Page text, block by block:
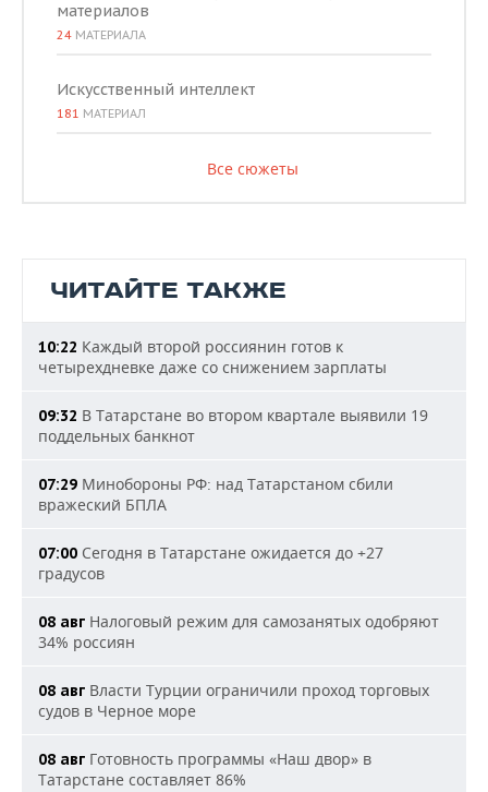
материалов
24 МАТЕРИАЛА
Искусственный интеллект
181 МАТЕРИАЛ
Все сюжеты
ЧИТАЙТЕ ТАКЖЕ
10:22 Каждый второй россиянин готов к
четырехдневке даже со снижением зарплаты
09:32 В Татарстане во втором квартале выявили 19
поддельных банкнот
07:29 Минобороны РФ: над Татарстаном сбили
вражеский БПЛА
07:00 Сегодня в Татарстане ожидается до +27
градусов
08 авг Налоговый режим для самозанятых одобряют
34% россиян
08 авг Власти Турции ограничили проход торговых
судов в Черное море
08 авг Готовность программы «Наш двор» в
Татарстане составляет 86%